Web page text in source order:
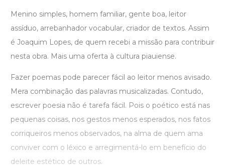
Menino simples, homem familiar, gente boa, leitor
assíduo, arrebanhador vocabular, criador de textos. Assim
é Joaquim Lopes, de quem recebi a missão para contribuir
nesta obra. Mais uma oferta à cultura piauiense.
Fazer poemas pode parecer fácil ao leitor menos avisado.
Mera combinação das palavras musicalizadas. Contudo,
escrever poesia não é tarefa fácil. Pois o poético está nas
pequenas coisas, nos gestos menos esperados, nos fatos
corriqueiros menos observados, na alma de quem ama
conviver com o léxico e arregimentá-lo em benefício do
deleite estético de outros.